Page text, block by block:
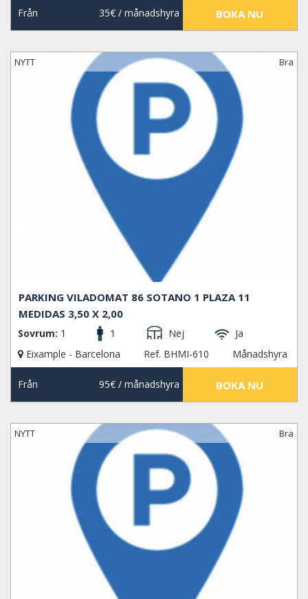
Från 35€/ månadshyra BOKA NU
NYTT Bra
PARKING VILADOMAT 86 SOTANO 1 PLAZA 11
MEDIDAS 3,50 X 2,00
Sovrum: 1 1 Nej
Ja
Eixample - Barcelona
Ref. BHMI-610 Månadshyra
Från 95€/ månadshyra BOKA NU
NYTT Bra